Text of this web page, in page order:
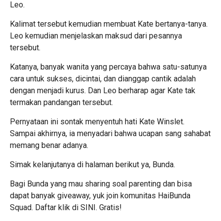
Leo.
Kalimat tersebut kemudian membuat Kate bertanya-tanya.
Leo kemudian menjelaskan maksud dari pesannya
tersebut.
Katanya, banyak wanita yang percaya bahwa satu-satunya
cara untuk sukses, dicintai, dan dianggap cantik adalah
dengan menjadi kurus. Dan Leo berharap agar Kate tak
termakan pandangan tersebut.
Pernyataan ini sontak menyentuh hati Kate Winslet.
Sampai akhirnya, ia menyadari bahwa ucapan sang sahabat
memang benar adanya.
Simak kelanjutanya di halaman berikut ya, Bunda.
Bagi Bunda yang mau sharing soal parenting dan bisa
dapat banyak giveaway, yuk join komunitas HaiBunda
Squad. Daftar klik di SINI. Gratis!